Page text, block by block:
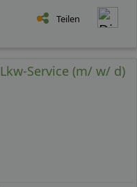
Teilen
Service (m/ w/ d)